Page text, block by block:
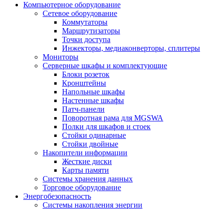
Компьютерное оборудование
Сетевое оборудование
Коммутаторы
Маршрутизаторы
Точки доступа
Инжекторы, медиаконверторы, сплитеры
Мониторы
Серверные шкафы и комплектующие
Блоки розеток
Кронштейны
Напольные шкафы
Настенные шкафы
Патч-панели
Поворотная рама для MGSWA
Полки для шкафов и стоек
Стойки одинарные
Стойки двойные
Накопители информации
Жесткие диски
Карты памяти
Системы хранения данных
Торговое оборудование
Энергобезопасность
Системы накопления энергии